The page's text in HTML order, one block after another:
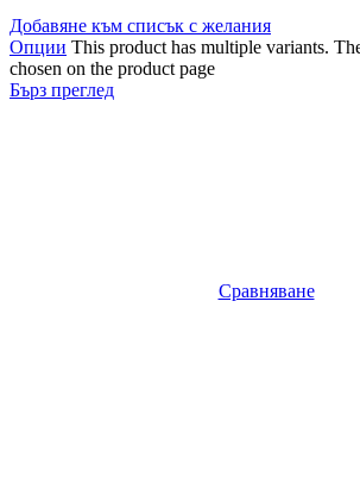
Добавяне към списък с желания
Опции This product has multiple variants.
chosen on the product page
Бърз преглед
Сравняване